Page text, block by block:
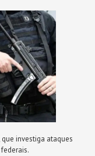
investiga ataques